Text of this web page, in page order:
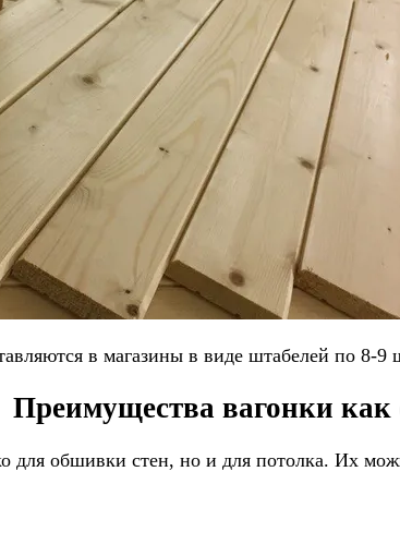
в магазины в виде штабелей по 8-
Преимущества вагонки как
для обшивки стен, но и для потолка. Их